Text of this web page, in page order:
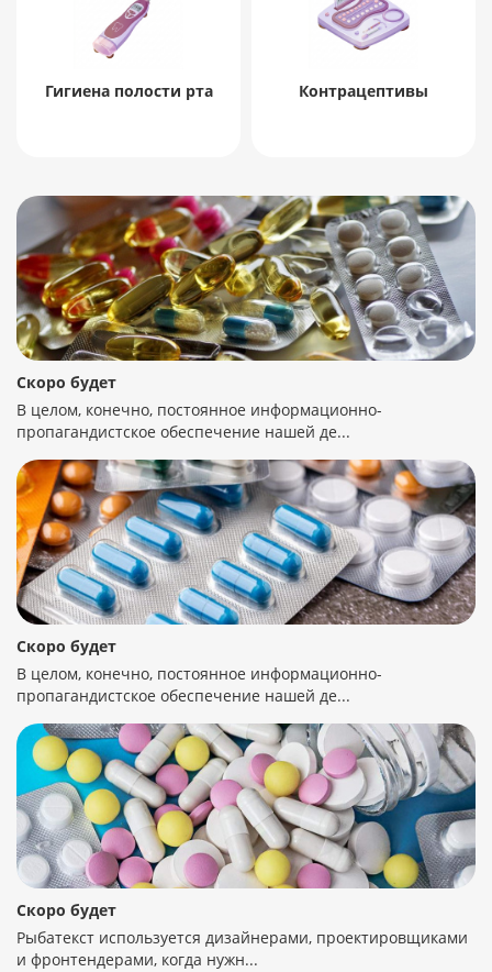
Гигиена полости рта Контрацептивы
Скоро будет
В целом, конечно, постоянное информационно-
пропагандистское обеспечение нашей де...
Скоро будет
В целом, конечно, постоянное информационно-
пропагандистское обеспечение нашей де...
Скоро будет
Рыбатекст используется дизайнерами, проектировщиками
и фронтендерами, когда нужн...